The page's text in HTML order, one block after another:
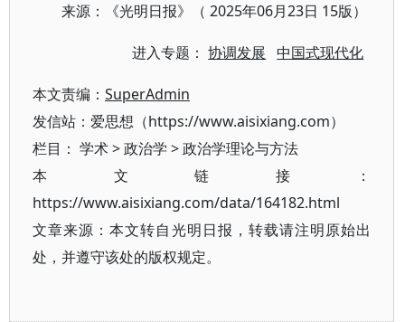
来源：《光明日报》（ 2025年06月23日 15版）
进入专题：协调发展 中国式现代化
本文责编： SuperAdmin
发信站：爱思想（https://www.aisixiang.com）
栏目： 学术>政治学 >政治学理论与方法
本文链接：
https://www.aisixiang.com/data/164182.html
文章来源：本文转自光明日报，转载请注明原始出
处，并遵守该处的版权规定。